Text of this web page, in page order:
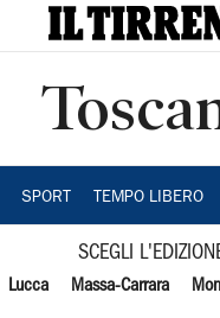
SPORT TEMPO LIBERO
SCEGLI
Lucca Massa-Carrara